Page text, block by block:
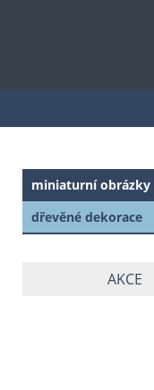
miniaturní obrázky
dřevěné dekorace
AKCE